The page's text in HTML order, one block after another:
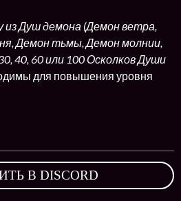
из Душ демона (Демон ветра,
Демон тьмы, Демон молнии,
40, 60 или 100 Осколков Души
для повышения уровня
В DISCORD